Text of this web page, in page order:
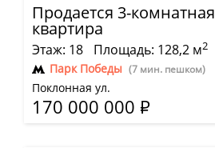
Продается 3-комнатная
квартира
Этаж: 18 Площадь: 128,2 м2
Парк Победы (7 мин. пешком)
Поклонная ул.
170 000 000 Р